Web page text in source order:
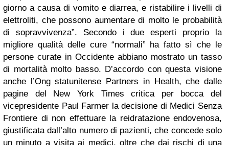
giorno a causa di vomito e diarrea, e ristabilire i livelli di
elettroliti, che possono aumentare di molto le probabilità
di sopravvivenza”. Secondo i due esperti proprio la
migliore qualità delle cure “normali” ha fatto sì che le
persone curate in Occidente abbiano mostrato un tasso
di mortalità molto basso. D’accordo con questa visione
anche l’Ong statunitense Partners in Health, che dalle
pagine del New York Times critica per bocca del
vicepresidente Paul Farmer la decisione di Medici Senza
Frontiere di non effettuare la reidratazione endovenosa,
giustificata dall’alto numero di pazienti, che concede solo
un minuto a visita ai medici, oltre che dai rischi di una